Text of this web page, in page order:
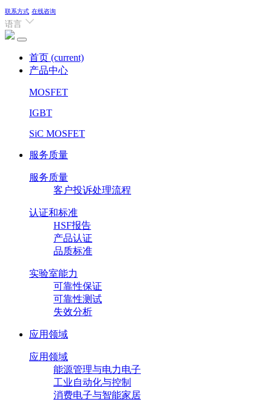
联系方式 在线咨询
语言
首页 (current)
产品中心
MOSFET
IGBT
SiC MOSFET
服务质量
服务质量
客户投诉处理流程
认证和标准
HSF报告
产品认证
品质标准
实验室能力
可靠性保证
可靠性测试
失效分析
应用领域
应用领域
能源管理与电力电子
工业自动化与控制
消费电子与智能家居